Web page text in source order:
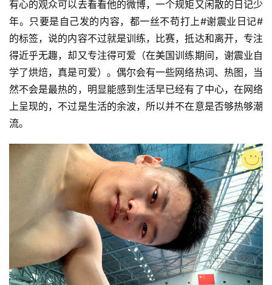
有心的观众可以去看看他的微博，一个规矩又闲散的日记少
年。只要是自己发的内容，都一丝不苟打上#谢震业日记#
的标签，说的内容不过就是训练，比赛，抵达和离开，专注
得近乎无趣，却又专注得可爱（在美国训练期间，谢震业自
学了烘焙，真是可爱）。偶尔会有一些网络热词、热图，当
然不会是最热的，明显能感到生活早已经有了中心，在网络
上呈现的，不过是生活的余波，所以并不在意是否够热够潮
流。